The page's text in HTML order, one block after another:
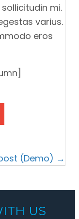
mi.
varius.
eros
(Demo) →
US